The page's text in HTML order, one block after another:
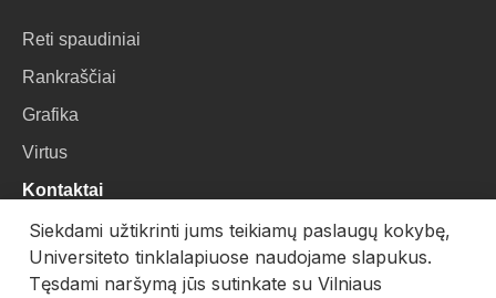
Reti spaudiniai
Rankraščiai
Grafika
Virtus
Kontaktai
VU Biblioteka
Universiteto g. 3, LT-01122, Vilnius
Siekdami užtikrinti jums teikiamų paslaugų kokybę,
Universiteto tinklalapiuose naudojame slapukus.
Tęsdami naršymą jūs sutinkate su Vilniaus